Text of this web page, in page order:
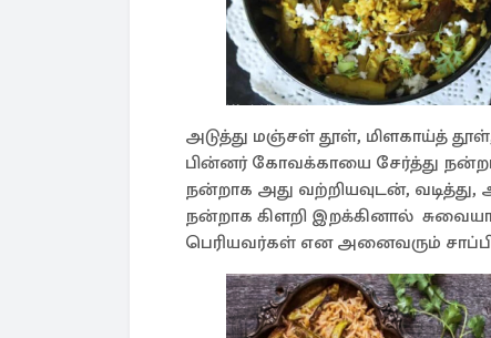
அடுத்து மஞ்சள் தூள், மிளகாய்த்
பின்னர் கோவக்காயை சேர்த்து
நன்றாக அது வற்றியவுடன்,
நன்றாக கிளறி இறக்கினால்
பெரியவர்கள் என அனைவரும்